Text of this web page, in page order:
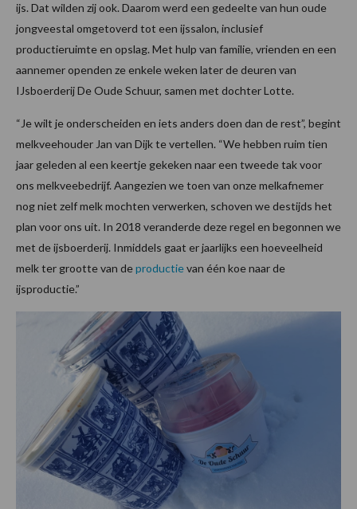
ijs. Dat wilden zij ook. Daarom werd een gedeelte van hun oude
jongveestal omgetoverd tot een ijssalon, inclusief
productieruimte en opslag. Met hulp van familie, vrienden en een
aannemer openden ze enkele weken later de deuren van
IJsboerderij De Oude Schuur, samen met dochter Lotte.
“Je wilt je onderscheiden en iets anders doen dan de rest”, begint
melkveehouder Jan van Dijk te vertellen. “We hebben ruim tien
jaar geleden al een keertje gekeken naar een tweede tak voor
ons melkveebedrijf. Aangezien we toen van onze melkafnemer
nog niet zelf melk mochten verwerken, schoven we destijds het
plan voor ons uit. In 2018 veranderde deze regel en begonnen we
met de ijsboerderij. Inmiddels gaat er jaarlijks een hoeveelheid
melk ter grootte van deproductievan één koe naar de
ijsproductie.”